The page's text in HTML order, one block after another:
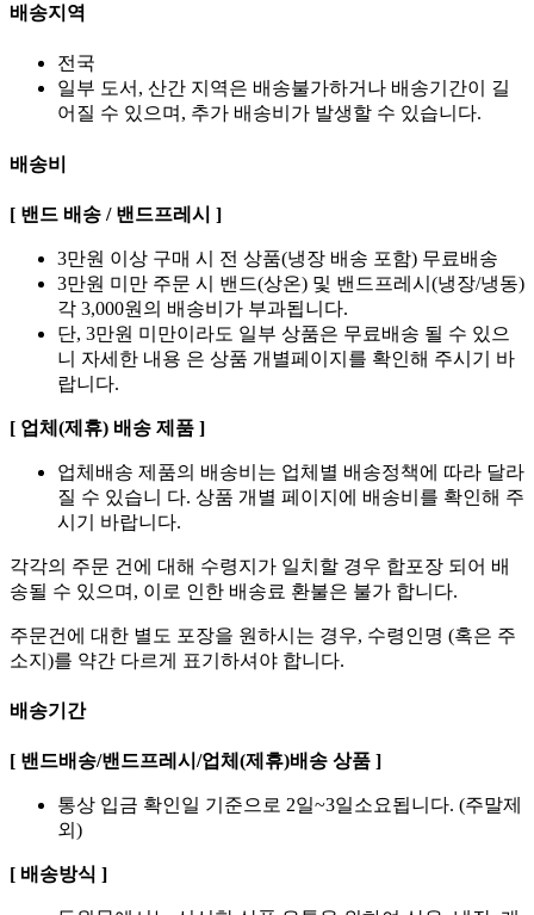
배송지역
전국
일부 도서, 산간 지역은 배송불가하거나 배송기간이 길
어질 수 있으며, 추가 배송비가 발생할 수 있습니다.
배송비
[ 밴드 배송 / 밴드프레시 ]
3만원 이상 구매 시 전 상품(냉장 배송 포함) 무료배송
3만원 미만 주문 시 밴드(상온) 및 밴드프레시(냉장/냉동)
각 3,000원의 배송비가 부과됩니다.
단, 3만원 미만이라도 일부 상품은 무료배송 될 수 있으
니 자세한 내용 은 상품 개별페이지를 확인해 주시기 바
랍니다.
[ 업체(제휴) 배송 제품 ]
업체배송 제품의 배송비는 업체별 배송정책에 따라 달라
질 수 있습니 다. 상품 개별 페이지에 배송비를 확인해 주
시기 바랍니다.
각각의 주문 건에 대해 수령지가 일치할 경우 합포장 되어 배
송될 수 있으며, 이로 인한 배송료 환불은 불가 합니다.
주문건에 대한 별도 포장을 원하시는 경우, 수령인명 (혹은 주
소지)를 약간 다르게 표기하셔야 합니다.
배송기간
[ 밴드배송/밴드프레시/업체(제휴)배송 상품 ]
통상 입금 확인일 기준으로 2일~3일소요됩니다. (주말제
외)
[ 배송방식 ]